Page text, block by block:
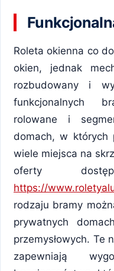
Roleta okienna co
okien, jednak
rozbudowany i
funkcjonalnych
rolowane i
domach, w których
wiele miejsca na
oferty
https://
rodzaju bramy
prywatnych
przemysłowych. Te
zapewniają